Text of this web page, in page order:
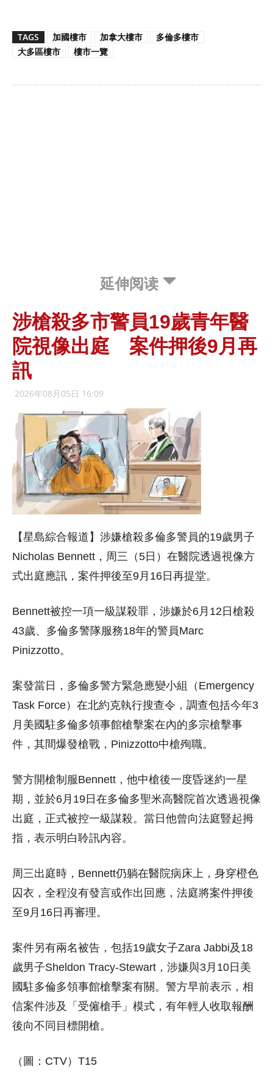
TAGS 加國樓市 加拿大樓市
多倫多樓市
大多區樓市
樓市一覽
延伸阅读
涉槍殺多市警員19歲青年醫
院視像出庭 案件押後9月再
訊
2026年08月05日 16:09
【星島綜合報道】涉嫌槍殺多倫多警員的19歲男子
Nicholas Bennett，周三（5日）在醫院透過視像方
式出庭應訊，案件押後至9月16日再提堂。
Bennett被控一項一級謀殺罪，涉嫌於6月12日槍殺
43歲、多倫多警隊服務18年的警員Marc
Pinizzotto。
案發當日，多倫多警方緊急應變小組（Emergency
Task Force）在北約克執行搜查令，調查包括今年3
月美國駐多倫多領事館槍擊案在內的多宗槍擊事
件，其間爆發槍戰，Pinizzotto中槍殉職。
警方開槍制服Bennett，他中槍後一度昏迷約一星
期，並於6月19日在多倫多聖米高醫院首次透過視像
出庭，正式被控一級謀殺。當日他曾向法庭豎起拇
指，表示明白聆訊內容。
周三出庭時，Bennett仍躺在醫院病床上，身穿橙色
囚衣，全程沒有發言或作出回應，法庭將案件押後
至9月16日再審理。
案件另有兩名被告，包括19歲女子Zara Jabbi及18
歲男子Sheldon Tracy-Stewart，涉嫌與3月10日美
國駐多倫多領事館槍擊案有關。警方早前表示，相
信案件涉及「受僱槍手」模式，有年輕人收取報酬
後向不同目標開槍。
（圖：CTV）T15